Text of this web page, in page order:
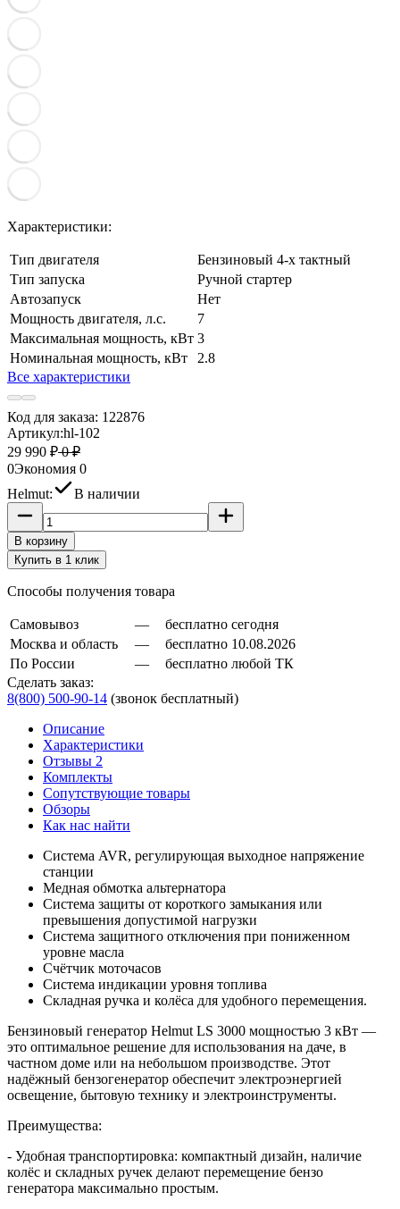
Характеристики:
Тип двигателя
Бензиновый 4-х тактный
Тип запуска
Ручной стартер
Автозапуск
Нет
Мощность двигателя, л.с.
7
Максимальная мощность, кВт 3
Номинальная мощность, кВт
2.8
Все характеристики
Код для заказа: 122876
Артикул:hl-102
29 990 ₽0 ₽
0Экономия 0
Helmut:
В наличии
В корзину
Купить в 1 клик
Способы получения товара
Самовывоз —
бесплатно сегодня
Москва и область
—
бесплатно 10.08.2026
По России
—
бесплатно любой ТК
Сделать заказ:
8(800) 500-90-14 (звонок бесплатный)
Описание
Характеристики
Отзывы 2
Комплекты
Сопутствующие товары
Обзоры
Как нас найти
Система AVR, регулирующая выходное напряжение
станции
Медная обмотка альтернатора
Система защиты от короткого замыкания или
превышения допустимой нагрузки
Система защитного отключения при пониженном
уровне масла
Счётчик моточасов
Система индикации уровня топлива
Складная ручка и колёса для удобного перемещения.
Бензиновый генератор Helmut LS 3000 мощностью 3 кВт —
это оптимальное решение для использования на даче, в
частном доме или на небольшом производстве. Этот
надёжный бензогенератор обеспечит электроэнергией
освещение, бытовую технику и электроинструменты.
Преимущества:
- Удобная транспортировка: компактный дизайн, наличие
колёс и складных ручек делают перемещение бензо
генератора максимально простым.